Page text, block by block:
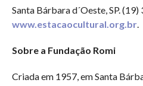
Santa Bárbara d´Oeste, SP.
www.estacaocultural.org.br.
Sobre a Fundação Romi
Criada em 1957, em Santa